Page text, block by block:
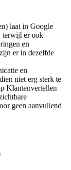
laat in Google
terwijl er ook
en
er in dezelfde
en
niet erg sterk te
Klantenvertellen
geen aanvullend